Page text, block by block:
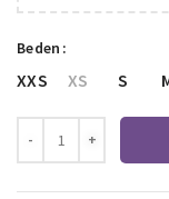
Beden
XXS XS S